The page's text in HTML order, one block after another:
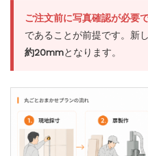
ご注文前に写真確認が必要で
であることが前提です。新
約20mmとなります。